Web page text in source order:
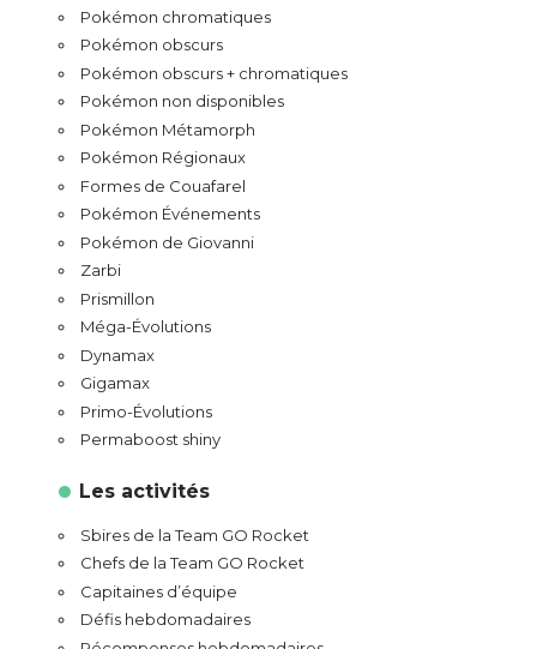
Pokémon chromatiques
Pokémon obscurs
Pokémon obscurs + chromatiques
Pokémon non disponibles
Pokémon Métamorph
Pokémon Régionaux
Formes de Couafarel
Pokémon Événements
Pokémon de Giovanni
Zarbi
Prismillon
Méga-Évolutions
Dynamax
Gigamax
Primo-Évolutions
Permaboost shiny
Les activités
Sbires de la Team GO Rocket
Chefs de la Team GO Rocket
Capitaines d’équipe
Défis hebdomadaires